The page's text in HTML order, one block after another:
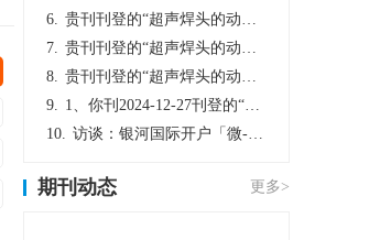
6. 贵刊刊登的“超声焊头的动力学分析与优化设计”，作者lizhiwei，时间2024-12-27，该论文由我本人在机电工程技术2024年第10期公开发表，lizhiwei并非本人，请将文章删除，消除影响，谢谢！
7. 贵刊刊登的“超声焊头的动力学分析与优化设计”，作者lizhiwei，时间2024-12-27，该论文由我本人在机电工程技术2024年第10期公开发表，lizhiwei并非本人，请将文章删除，消除影响，谢谢！
8. 贵刊刊登的“超声焊头的动力学分析与优化设计”，作者lizhiwei，时间2024-12-27，该论文由我本人在机电工程技术2024年第10期公开发表，lizhiwei并非本人，请将文章删除，消除影响，谢谢！
9. 1、你刊2024-12-27刊登的“超声焊头的动力学分析与优化设计论文”，是由我本人在“机电工程技术”，在2024年第10期公开发表的，而本刊转载“lizhiwei”非本人操作，请尽快将其删除，消除不良影响。
10. 访谈：银河国际开户「微-97905670-信」上分客服开户电话在线注册现场经理。机械文明荒野生存游戏《荒野起源》超新星测试将于12月18日上午10点正式开启!本次测试资格已陆续发放!各位拓荒者们准备好了么。
期刊动态 更多>